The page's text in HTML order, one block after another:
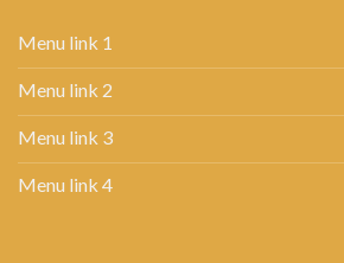
Menu link 1
Menu link 2
Menu link 3
Menu link 4